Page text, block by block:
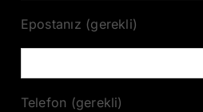
Epostanız (gerekli)
Telefon (gerekli)